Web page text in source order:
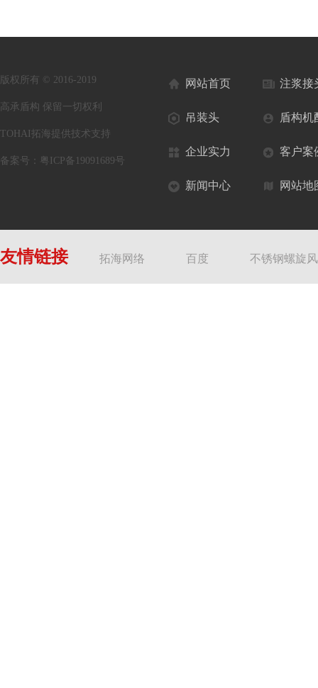
版权所有 © 2016-2019
高承盾构 保留一切权利
TOHAI拓海提供技术支持
备案号： 粤ICP备19091689号
网站首页 注浆接
吊装头 盾构机
企业实力 客户案
新闻中心 网站地
友情链接 拓海网络 百度 不锈钢螺旋